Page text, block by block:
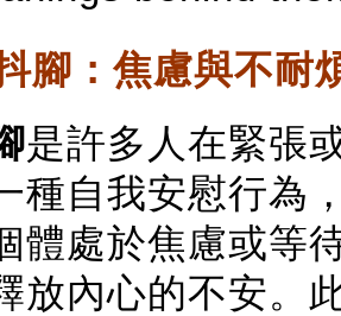
腳：焦慮與不耐
是許多人在緊張
種自我安慰行為
體處於焦慮或等
放內心的不安。